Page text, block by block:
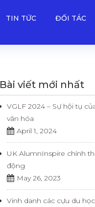
TIN TỨC ĐỐI TÁC
Bài viết mới nhất
VGLF 2024 – Sự hội tụ
văn hóa
April 1, 2024
UK AlumnInspire chính
động
May 26, 2023
Vinh danh các cựu du